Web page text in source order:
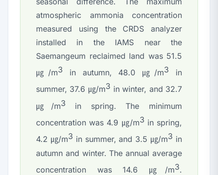
atmospheric ammonia concentration
measured using the CRDS analyzer
installed in the IAMS near the
Saemangeum reclaimed land was 51.5
㎍/m3 in autumn, 48.0 ㎍/m3 in
summer, 37.6 ㎍/m3 in winter, and 32.7
㎍/m3 in spring. The minimum
concentration was 4.9 ㎍/m3 in spring,
4.2 ㎍/m3 in summer, and 3.5 ㎍/m3 in
autumn and winter. The annual average
concentration was 14.6 ㎍/m3.